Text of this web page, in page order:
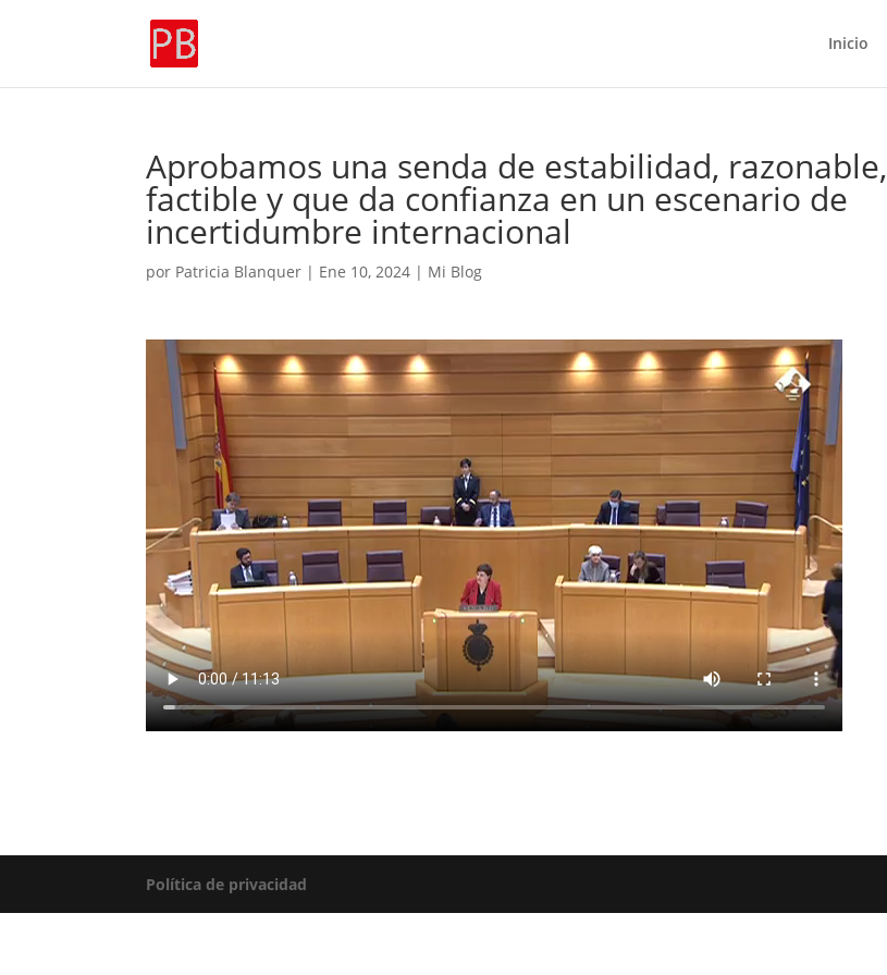
Inicio
Aprobamos una senda de estabilidad, razonable,
factible y que da confianza en un escenario de
incertidumbre internacional
por Patricia Blanquer | Ene 10, 2024 | Mi Blog
Política de privacidad